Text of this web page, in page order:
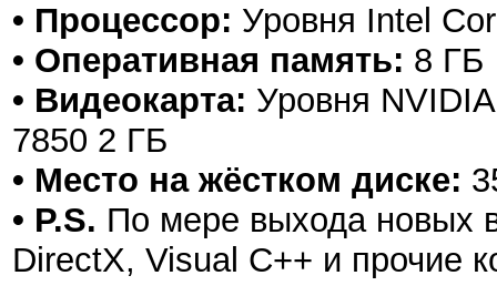
• Процессор: Уровня Intel
• Оперативная память: 8 ГБ
• Видеокарта: Уровня
7850 2 ГБ
• Место на жёстком диске:
• P.S. По мере выхода новых
DirectX, Visual C++ и прочие